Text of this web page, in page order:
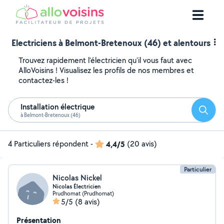
Electriciens à Belmont-Bretenoux (46) et alentours
Trouvez rapidement l'électricien qu'il vous faut avec
AlloVoisins ! Visualisez les profils de nos membres et
contactez-les !
Installation électrique
à Belmont-Bretenoux (46)
4 Particuliers répondent- 4,4/5 (20 avis)
Particulier
Nicolas Nickel
Nicolas Électricien
Prudhomat (Prudhomat)
5/5 (8 avis)
Présentation